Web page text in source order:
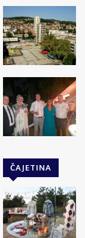
ČAJETINA